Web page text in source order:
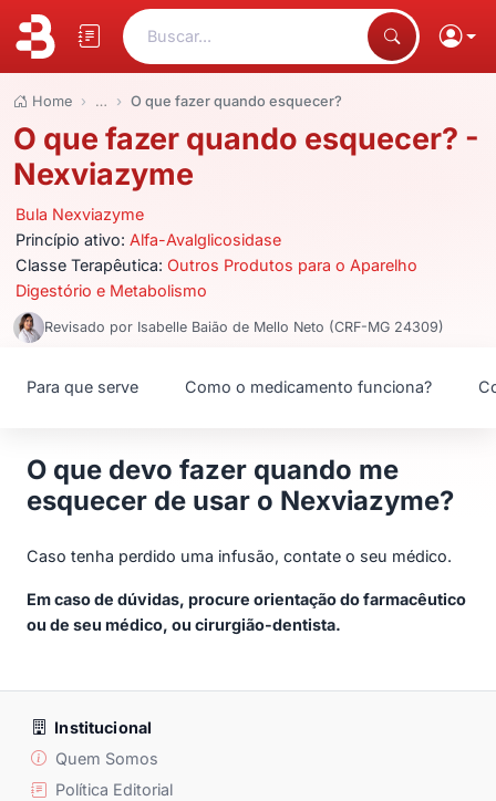
Buscar...
Home … O que fazer quando esquecer?
O que fazer quando esquecer? -
Nexviazyme
Bula Nexviazyme
Princípio ativo: Alfa-Avalglicosidase
Classe Terapêutica:Outros Produtos para o Aparelho
Digestório e Metabolismo
Revisado por Isabelle Baião de Mello Neto (CRF-MG 24309)
Para que serve Como o medicamento funciona?
O que devo fazer quando me
esquecer de usar o Nexviazyme?
Caso tenha perdido uma infusão, contate o seu médico.
Em caso de dúvidas, procure orientação do farmacêutico
ou de seu médico, ou cirurgião-dentista.
Institucional
Quem Somos
Política Editorial